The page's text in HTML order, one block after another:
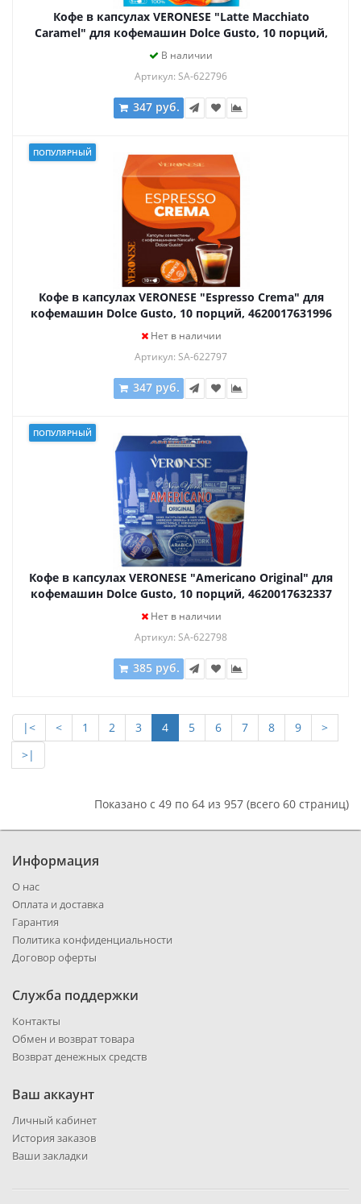
Кофе в капсулах VERONESE "Latte Macchiato
Caramel" для кофемашин Dolce Gusto, 10 порций,
4620017632009
В наличии
Артикул: SA-622796
347 руб.
ПОПУЛЯРНЫЙ
Кофе в капсулах VERONESE "Espresso Crema" для
кофемашин Dolce Gusto, 10 порций, 4620017631996
Нет в наличии
Артикул: SA-622797
347 руб.
ПОПУЛЯРНЫЙ
Кофе в капсулах VERONESE "Americano Original" для
кофемашин Dolce Gusto, 10 порций, 4620017632337
Нет в наличии
Артикул: SA-622798
385 руб.
|< < 1 2 3 4 5 6 7 8 9
>
>|
Показано с 49 по 64 из 957 (всего 60 страниц)
Информация
О нас
Оплата и доставка
Гарантия
Политика конфиденциальности
Договор оферты
Служба поддержки
Контакты
Обмен и возврат товара
Возврат денежных средств
Ваш аккаунт
Личный кабинет
История заказов
Ваши закладки